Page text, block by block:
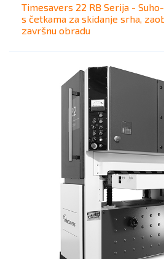
Timesavers 22 RB Serija -
s četkama za skidanje srha,
završnu obradu